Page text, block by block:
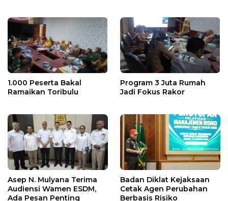
1.000 Peserta Bakal
Ramaikan Toribulu
Program 3 Juta Rumah
Jadi Fokus Rakor
Asep N. Mulyana Terima
Audiensi Wamen ESDM,
Ada Pesan Penting
Badan Diklat Kejaksaan
Cetak Agen Perubahan
Berbasis Risiko